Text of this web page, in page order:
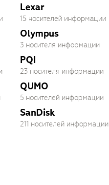
Lexar
15 носителей информации
Olympus
3 носителя информации
PQI
23 носителя информации
QUMO
5 носителей информации
SanDisk
211 носителей информации